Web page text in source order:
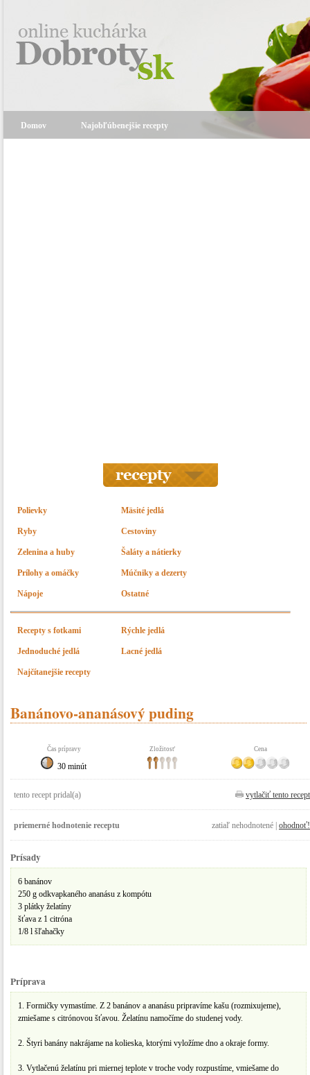
Domov Najobľúbenejšie recepty
Polievky Mäsité jedlá
Ryby Cestoviny
Zelenina a huby Šaláty a nátierky
Prílohy a omáčky Múčniky a dezerty
Nápoje Ostatné
Recepty s fotkami Rýchle jedlá
Jednoduché jedlá Lacné jedlá
Najčítanejšie recepty
Banánovo-ananásový puding
Čas prípravy Zložitosť Cena
30 minút
tento recept pridal(a) vytlačiť tento recept
priemerné hodnotenie receptu zatiaľ nehodnotené | ohodnoť!
Prísady
6 banánov
250 g odkvapkaného ananásu z kompótu
3 plátky želatíny
šťava z 1 citróna
1/8 l šľahačky
Príprava
1. Formičky vymastíme. Z 2 banánov a ananásu pripravíme kašu (rozmixujeme),
zmiešame s citrónovou šťavou. Želatínu namočíme do studenej vody.
2. Štyri banány nakrájame na kolieska, ktorými vyložíme dno a okraje formy.
3. Vytlačenú želatínu pri miernej teplote v troche vody rozpustíme, vmiešame do